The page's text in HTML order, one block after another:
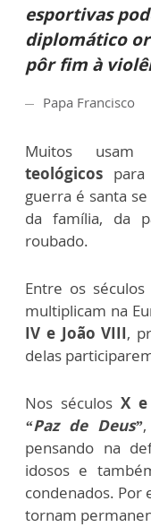
esportivas
diplomático
pôr fim à
Papa Francisco
Muitos usam
teológicos
guerra é santa
da família, da
roubado.
Entre os séculos
multiplicam na
IV e João VIII,
delas
Nos séculos X e
“Paz de Deus”,
pensando na
idosos e
condenados. Por
tornam